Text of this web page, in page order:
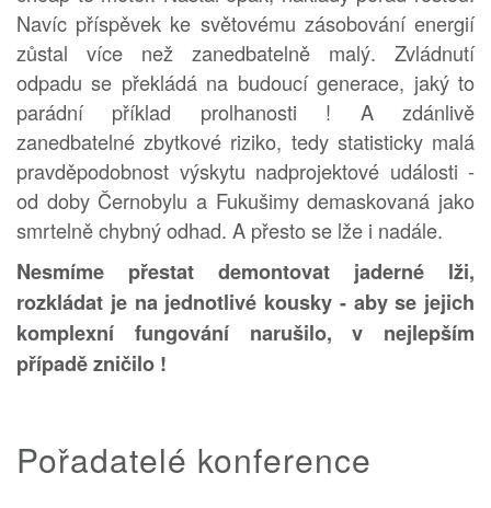
Navíc příspěvek ke světovému zásobování energií
zůstal více než zanedbatelně malý. Zvládnutí
odpadu se překládá na budoucí generace, jaký to
parádní příklad prolhanosti ! A zdánlivě
zanedbatelné zbytkové riziko, tedy statisticky malá
pravděpodobnost výskytu nadprojektové události -
od doby Černobylu a Fukušimy demaskovaná jako
smrtelně chybný odhad. A přesto se lže i nadále.
Nesmíme přestat demontovat jaderné lži,
rozkládat je na jednotlivé kousky - aby se jejich
komplexní fungování narušilo, v nejlepším
případě zničilo !
Pořadatelé konference